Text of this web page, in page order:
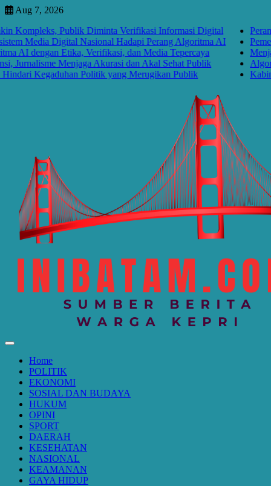
Skip
content
Aug 7, 2026
Publik Diminta Verifikasi Informasi Digital
Digital Nasional Hadapi Perang Algoritma AI
Etika, Verifikasi, dan Media Tepercaya
Menjaga Akurasi dan Akal Sehat Publik
Kegaduhan Politik yang Merugikan Publik
Perang
Algoritma
Kabinet
Home
POLITIK
EKONOMI
SOSIAL DAN BUDAYA
HUKUM
OPINI
SPORT
DAERAH
KESEHATAN
NASIONAL
KEAMANAN
GAYA HIDUP